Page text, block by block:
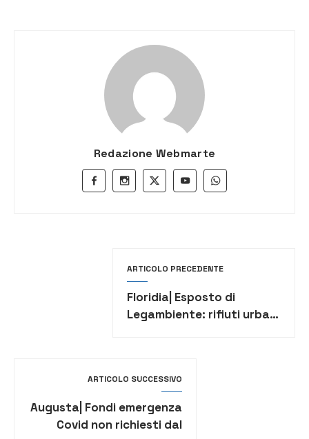
Redazione Webmarte
ARTICOLO PRECEDENTE
Floridia| Esposto di
Legambiente: rifiuti urbani
ARTICOLO SUCCESSIVO
Augusta| Fondi emergenza
Covid non richiesti dal